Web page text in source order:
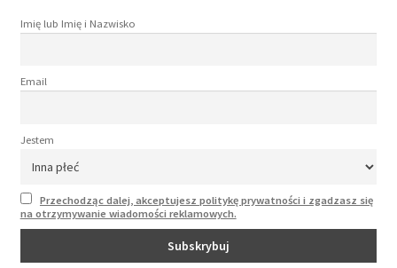
Imię lub Imię i Nazwisko
Email
Jestem
Przechodząc dalej, akceptujesz politykę prywatności i zgadzasz się
na otrzymywanie wiadomości reklamowych.